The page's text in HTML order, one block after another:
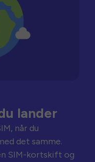
lander
når du
det samme.
SIM-kortskift og